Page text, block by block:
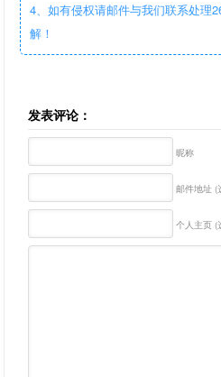
4、如有侵权请邮件与我们联系处理
解！
发表评论：
昵称
邮件地址 (
个人主页 (